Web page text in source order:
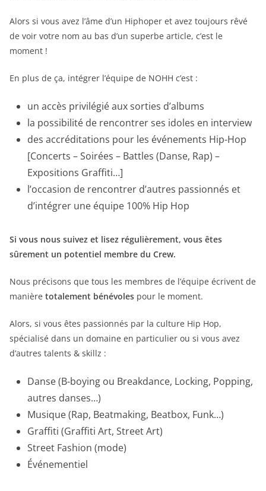
Alors si vous avez l’âme d’un Hiphoper et avez toujours rêvé
de voir votre nom au bas d’un superbe article, c’est le
moment !
En plus de ça, intégrer l’équipe de NOHH c’est :
un accès privilégié aux sorties d’albums
la possibilité de rencontrer ses idoles en interview
des accréditations pour les événements Hip-Hop
[Concerts – Soirées – Battles (Danse, Rap) –
Expositions Graffiti…]
l’occasion de rencontrer d’autres passionnés et
d’intégrer une équipe 100% Hip Hop
Si vous nous suivez et lisez régulièrement, vous êtes
sûrement un potentiel membre du Crew.
Nous précisons que tous les membres de l’équipe écrivent de
manière totalement bénévoles pour le moment.
Alors, si vous êtes passionnés par la culture Hip Hop,
spécialisé dans un domaine en particulier ou si vous avez
d’autres talents & skillz :
Danse (B-boying ou Breakdance, Locking, Popping,
autres danses…)
Musique (Rap, Beatmaking, Beatbox, Funk…)
Graffiti (Graffiti Art, Street Art)
Street Fashion (mode)
Événementiel